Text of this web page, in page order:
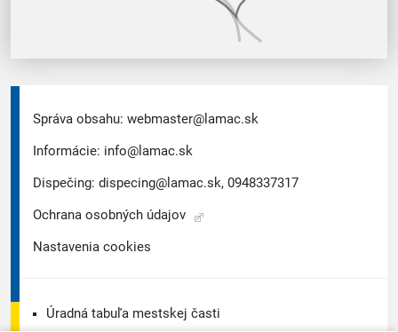
Správa obsahu: webmaster@lamac.sk
Informácie: info@lamac.sk
Dispečing: dispecing@lamac.sk, 0948337317
Ochrana osobných údajov
Nastavenia cookies
Úradná tabuľa mestskej časti